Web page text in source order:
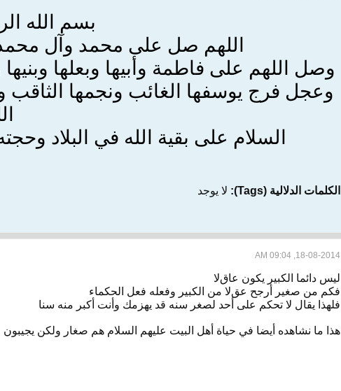
بسم الله
اللهم صل على محمد وآل
وصل اللهم على فاطمة وأبيها وبعلها
وعجل فرج يوسفها الغائب ونجمها الثاقب
السلام على بقية الله في البلاد
الكلمات الدلالية (Tags): لا يوجد
18-08-2014, 09:04 AM
ليس دائما الكبير يكون عاقﻻ
فكم من صغير أرجح عقﻻ من الكبير وفعله فعل الحكماء
فلهذا يقال ﻻ تحكم على أحد لصغر سنه قد يهزمك وأنت أكبر منه سنا
هذا ما نشاهده أيضا في حياة أهل البيت عليهم السلام هم صغار ولكن